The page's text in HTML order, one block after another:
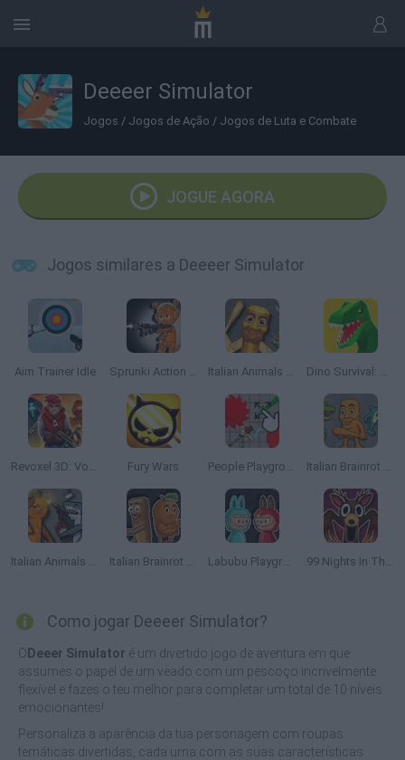
Deeeer Simulator
Jogos / Jogos de Ação / Jogos de Luta e Combate
JOGUE AGORA
Jogos similares a Deeeer Simulator
Aim Trainer Idle Sprunki Action Playground: Ragdoll Sandbox Italian Animals Meme Playground Dino Survival: Jurassic World
Revoxel 3D: Voxel Style RPG Fury Wars People Playground 3D Italian Brainrot Animals: Playground
Italian Animals Mod: Playground Italian Brainrot Meme Sandbox Labubu Playground: Ragdoll Sandbox 99 Nights In The Forest Playground Sandbox
Como jogar Deeeer Simulator?
O Deeer Simulator é um divertido jogo de aventura em que
assumes o papel de um veado com um pescoço incrivelmente
flexível e fazes o teu melhor para completar um total de 10 níveis
emocionantes!
Personaliza a aparência da tua personagem com roupas
temáticas divertidas, cada uma com as suas características